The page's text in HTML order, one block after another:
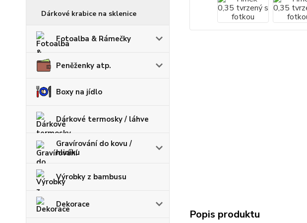
Dárkové krabice na sklenice
Fotoalba & Rámečky
Peněženky atp.
Boxy na jídlo
Dárkové termosky / láhve
Gravírování do kovu /
hliníku
Výrobky z bambusu
Dekorace
Popis produktu